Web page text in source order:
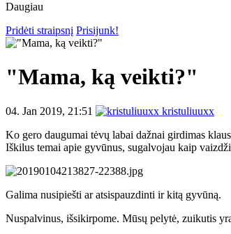
Daugiau
Pridėti straipsnį Prisijunk!
"Mama, ką veikti?"
04. Jan 2019, 21:51
kristuliuuxx
Ko gero daugumai tėvų labai dažnai girdimas
Iškilus temai apie gyvūnus, sugalvojau kaip
Galima nusipiešti ar atsispauzdinti ir kitą gyvūną.
Nuspalvinus, išsikirpome. Mūsų pelytė, zuikutis